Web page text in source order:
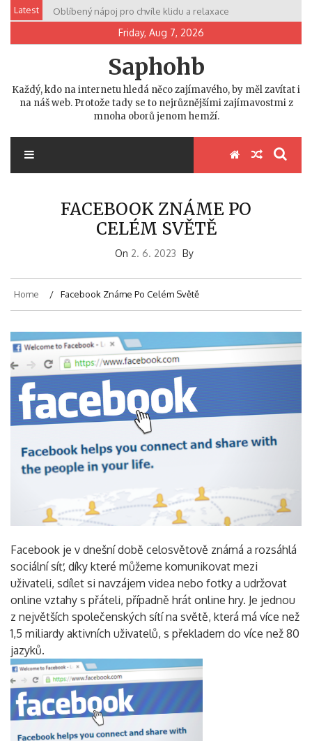
Skip
content
Latest Oblíbený nápoj pro chvíle klidu a relaxace
Friday, Aug 7, 2026
Saphohb
Každý, kdo na internetu hledá něco zajímavého, by měl zavítat i
na náš web. Protože tady se to nejrůznějšími zajímavostmi z
mnoha oborů jenom hemží.
FACEBOOK ZNÁME PO
CELÉM SVĚTĚ
On 2. 6. 2023 By
Home Facebook Známe Po Celém Světě
Facebook je v dnešní době celosvětově známá a rozsáhlá
sociální síť, díky které můžeme komunikovat mezi
uživateli, sdílet si navzájem videa nebo fotky a udržovat
online vztahy s přáteli, případně hrát online hry. Je jednou
z největších společenských sítí na světě, která má více než
1,5 miliardy aktivních uživatelů, s překladem do více než 80
jazyků.